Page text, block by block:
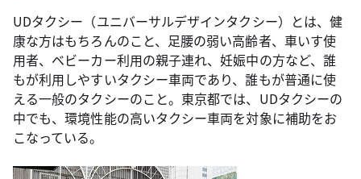
UDタクシー（ユニバーサルデザインタクシー）とは、健
康な方はもちろんのこと、足腰の弱い高齢者、車いす使
用者、ベビーカー利用の親子連れ、妊娠中の方など、誰
もが利用しやすいタクシー車両であり、誰もが普通に使
える一般のタクシーのこと。東京都では、UDタクシーの
中でも、環境性能の高いタクシー車両を対象に補助をお
こなっている。